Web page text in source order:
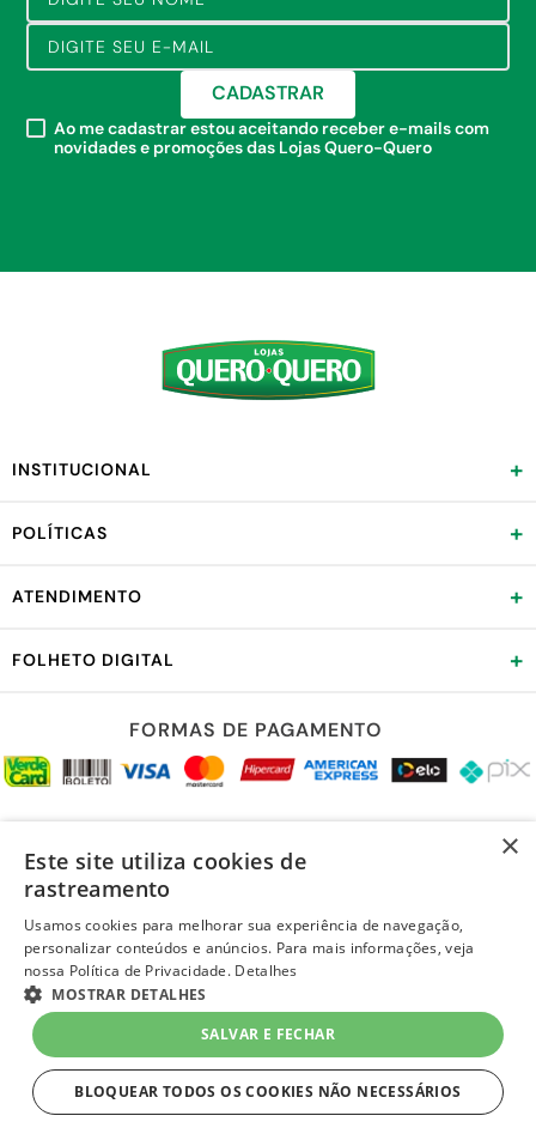
R$ 209,90 à vista
até 6x de R$ 34,98 sem juros
no Cartão Quero-Quero
+
-
1Unidade=R$ 209,90
CADASTRAR
Ao me cadastrar estou aceitando receber e-mails com
novidades e promoções das Lojas Quero-Quero
INSTITUCIONAL +
POLÍTICAS +
ATENDIMENTO +
FOLHETO DIGITAL +
FORMAS DE PAGAMENTO
LOJA SEGURA
×
Este site utiliza cookies de
rastreamento
Usamos cookies para melhorar sua experiência de navegação,
personalizar conteúdos e anúncios. Para mais informações, veja
nossa Política de Privacidade. Detalhes
MOSTRAR DETALHES
SALVAR E FECHAR
BLOQUEAR TODOS OS COOKIES NÃO NECESSÁRIOS